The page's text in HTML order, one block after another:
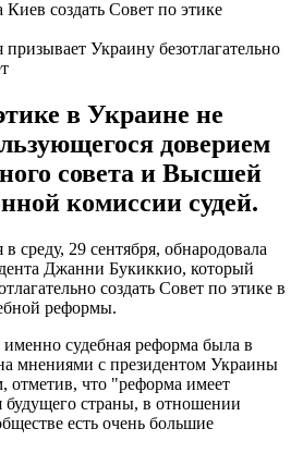
Украину безотлагательно
в Украине не
доверием
совета и Высшей
комиссии судей.
среду, 29 сентября, обнародовала
Джанни Букиккио, который
создать Совет по этике в
реформы.
судебная реформа была в
мнениями с президентом Украины
отметив, что "реформа имеет
страны, в отношении
есть очень большие